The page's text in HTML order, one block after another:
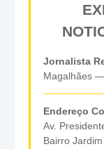
Jornalista
Magalhães
Endereço
Av.
Bairro